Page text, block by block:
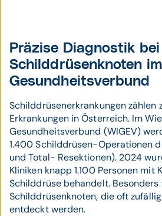
Präzise Diagnostik bei
Schilddrüsenknoten
Gesundheitsverbund
Schilddrüsenerkrankungen zählen
Erkrankungen in Österreich. Im
Gesundheitsverbund (WIGEV)
1.400 Schilddrüsen-Operationen
und Total- Resektionen). 2024
Kliniken knapp 1.100 Personen mit
Schilddrüse behandelt.
Schilddrüsenknoten, die oft
entdeckt werden.